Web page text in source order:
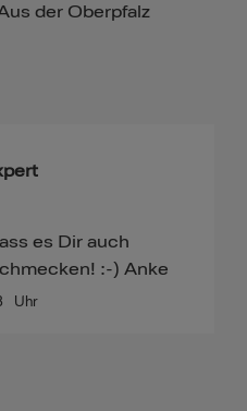
der Oberpfalz
Uhr
es Dir auch
:-) Anke